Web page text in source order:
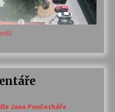
Jana Punčocháře